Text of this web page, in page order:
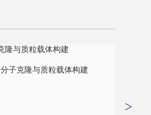
分子克隆与质粒载体构建
>